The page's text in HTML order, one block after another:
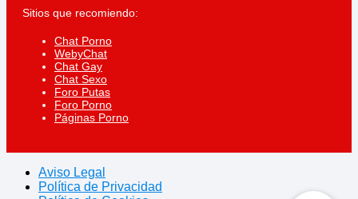
Sitios que recomiendo:
Chat Porno
WebyChat
Chat Gay
Chat Sexo
Foro Putas
Foro Porno
Páginas Porno
Aviso Legal
Política de Privacidad